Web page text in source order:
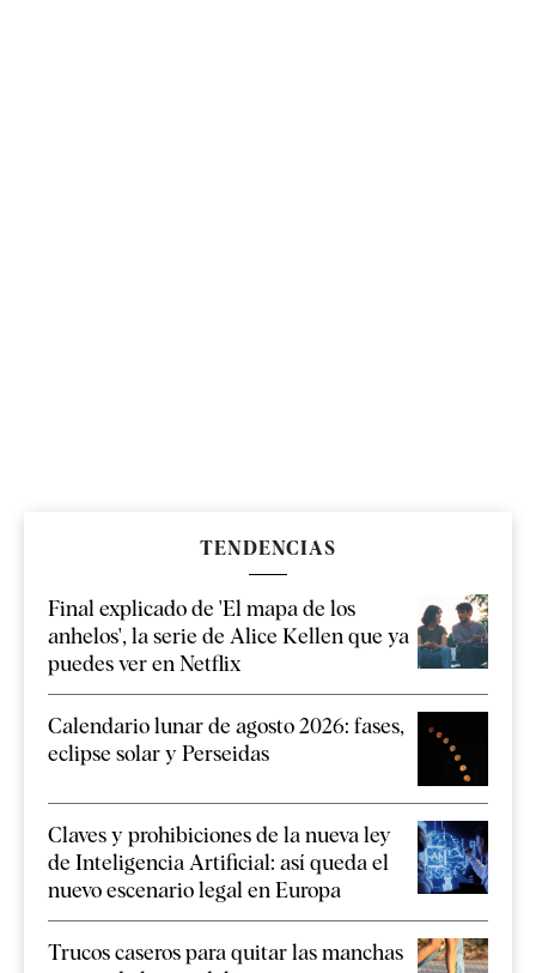
TENDENCIAS
Final explicado de 'El mapa de los
anhelos', la serie de Alice Kellen que ya
puedes ver en Netflix
Calendario lunar de agosto 2026: fases,
eclipse solar y Perseidas
Claves y prohibiciones de la nueva ley
de Inteligencia Artificial: así queda el
nuevo escenario legal en Europa
Trucos caseros para quitar las manchas